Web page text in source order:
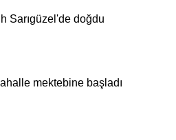
Sarıgüzel'de doğdu
mektebine başladı